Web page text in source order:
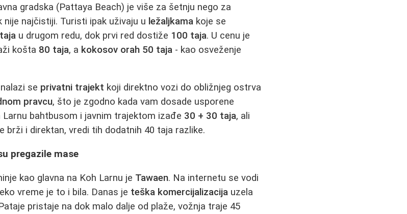
gradska (Pattaya Beach) je više za šetnju nego za
nije najčistiji. Turisti ipak uživaju u ležaljkama koje se
u drugom redu, dok prvi red dostiže 100 taja. U cenu je
košta 80 taja, a kokosov orah 50 taja - kao osveženje
se privatni trajekt koji direktno vozi do obližnjeg ostrva
pravcu, što je zgodno kada vam dosade usporene
bahtbusom i javnim trajektom izađe 30 + 30 taja, ali
brži i direktan, vredi tih dodatnih 40 taja razlike.
pregazile mase
kao glavna na Koh Larnu je Tawaen. Na internetu se vodi
vreme je to i bila. Danas je teška komercijalizacija uzela
pristaje na dok malo dalje od plaže, vožnja traje 45